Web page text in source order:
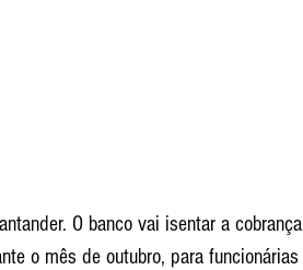
O banco vai isentar a cobrança
o mês de outubro, para funcionárias